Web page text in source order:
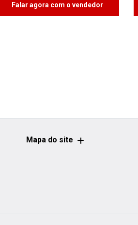
Falar agora com o vendedor
Mapa do site